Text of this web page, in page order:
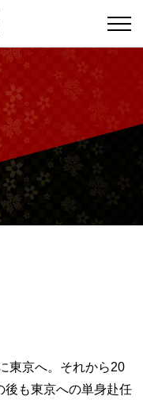
東京へ。それから20
後も東京への単身赴任